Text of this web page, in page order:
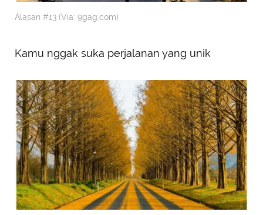
Alasan #13 (Via: 9gag.com)
Kamu nggak suka perjalanan yang unik